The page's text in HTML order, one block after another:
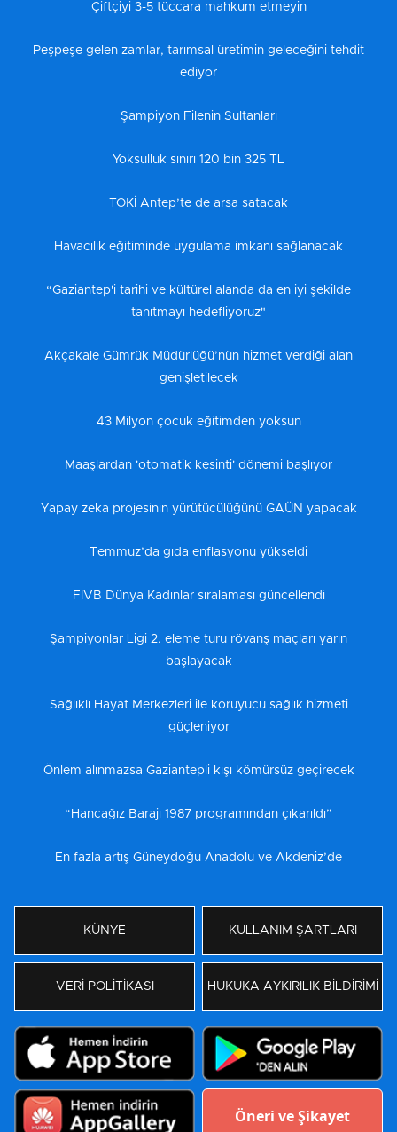
Çiftçiyi 3-5 tüccara mahkum etmeyin
Peşpeşe gelen zamlar, tarımsal üretimin geleceğini tehdit
ediyor
Şampiyon Filenin Sultanları
Yoksulluk sınırı 120 bin 325 TL
TOKİ Antep’te de arsa satacak
Havacılık eğitiminde uygulama imkanı sağlanacak
“Gaziantep'i tarihi ve kültürel alanda da en iyi şekilde
tanıtmayı hedefliyoruz"
Akçakale Gümrük Müdürlüğü’nün hizmet verdiği alan
genişletilecek
43 Milyon çocuk eğitimden yoksun
Maaşlardan 'otomatik kesinti' dönemi başlıyor
Yapay zeka projesinin yürütücülüğünü GAÜN yapacak
Temmuz’da gıda enflasyonu yükseldi
FIVB Dünya Kadınlar sıralaması güncellendi
Şampiyonlar Ligi 2. eleme turu rövanş maçları yarın
başlayacak
Sağlıklı Hayat Merkezleri ile koruyucu sağlık hizmeti
güçleniyor
Önlem alınmazsa Gaziantepli kışı kömürsüz geçirecek
“Hancağız Barajı 1987 programından çıkarıldı”
En fazla artış Güneydoğu Anadolu ve Akdeniz’de
KÜNYE KULLANIM ŞARTLARI
VERİ POLİTİKASI HUKUKA AYKIRILIK BİLDİRİMİ
Öneri ve Şikayet